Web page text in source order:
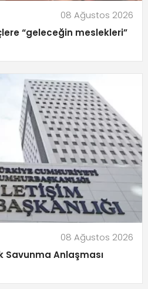
08 Ağustos 2026
“geleceğin meslekleri”
08 Ağustos 2026
Savunma Anlaşması